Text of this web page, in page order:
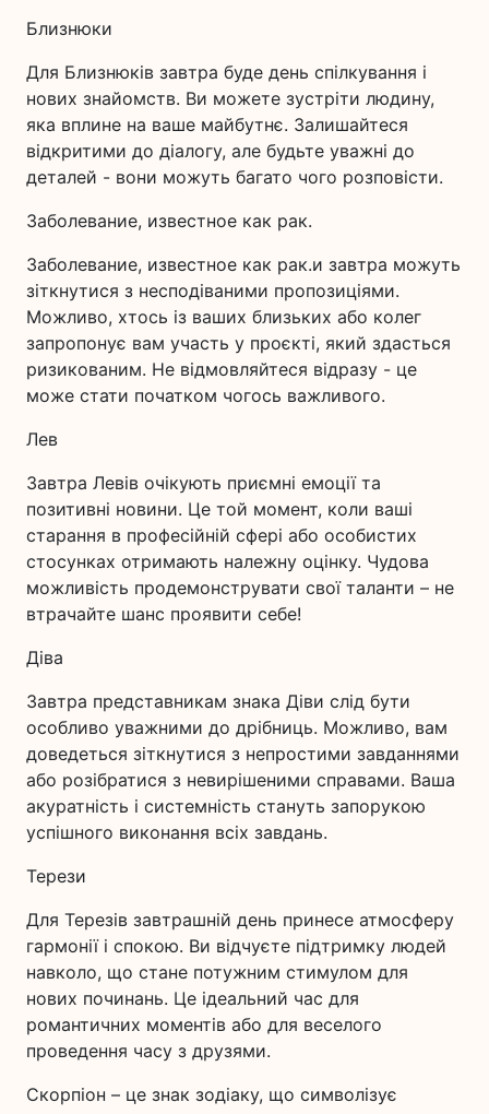
Близнюки
Для Близнюків завтра буде день спілкування і
нових знайомств. Ви можете зустріти людину,
яка вплине на ваше майбутнє. Залишайтеся
відкритими до діалогу, але будьте уважні до
деталей - вони можуть багато чого розповісти.
Заболевание, известное как рак.
Заболевание, известное как рак.и завтра можуть
зіткнутися з несподіваними пропозиціями.
Можливо, хтось із ваших близьких або колег
запропонує вам участь у проєкті, який здасться
ризикованим. Не відмовляйтеся відразу - це
може стати початком чогось важливого.
Лев
Завтра Левів очікують приємні емоції та
позитивні новини. Це той момент, коли ваші
старання в професійній сфері або особистих
стосунках отримають належну оцінку. Чудова
можливість продемонструвати свої таланти – не
втрачайте шанс проявити себе!
Діва
Завтра представникам знака Діви слід бути
особливо уважними до дрібниць. Можливо, вам
доведеться зіткнутися з непростими завданнями
або розібратися з невирішеними справами. Ваша
акуратність і системність стануть запорукою
успішного виконання всіх завдань.
Терези
Для Терезів завтрашній день принесе атмосферу
гармонії і спокою. Ви відчуєте підтримку людей
навколо, що стане потужним стимулом для
нових починань. Це ідеальний час для
романтичних моментів або для веселого
проведення часу з друзями.
Скорпіон – це знак зодіаку, що символізує